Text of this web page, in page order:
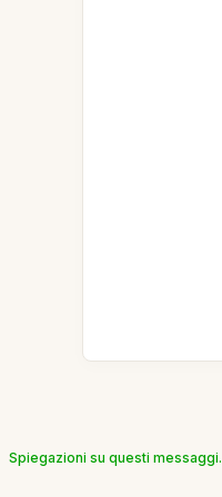
Spiegazioni su questi messaggi.